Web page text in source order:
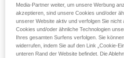
selbstständig mit, ohne manuelles
Absturzes oder bei einer
als zwei Meter pro Sekunde)
fängt Sie auf. Die integrierte
Ihnen, das Gerät zu stoppen, um
reduzieren. Der Verbindungsarm
Media-Partner weiter, um unsere Werbung
akzeptieren, sind unsere Cookies und/oder
unserer Website aktiv und verfolgen Sie nicht
Cookies und/oder ähnliche Technologien
Ihres gesamten Surfens verfolgen. Sie
widerrufen, indem Sie auf den Link „Cookie-
unteren Rand der Website befindet. Die